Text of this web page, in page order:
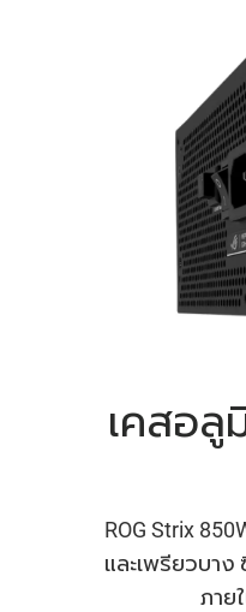
เคสอลู
ROG Strix
และเพรียวบา
ภาย